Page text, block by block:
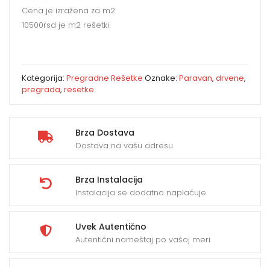
Brza Dostava
Dostava na vašu adresu
Brza Instalacija
Instalacija se dodatno naplaćuje
Uvek Autentično
Autentični nameštaj po vašoj meri
Cena je izražena za m2
10500rsd je m2 rešetki
Kategorija: Pregradne Rešetke Oznake: Paravan, drvene,
pregrada, resetke